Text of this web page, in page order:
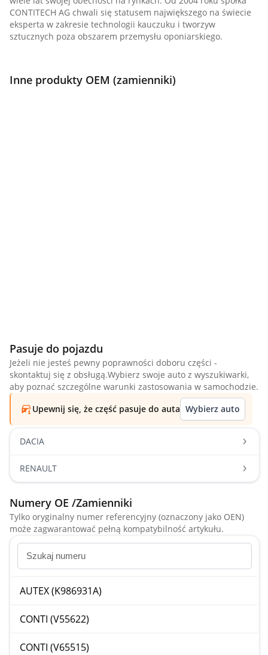
CONTITECH AG chwali się statusem największego na świecie
eksperta w zakresie technologii kauczuku i tworzyw
sztucznych poza obszarem przemysłu oponiarskiego.
Inne produkty OEM (zamienniki)
Pasuje do pojazdu
Jeżeli nie jesteś pewny poprawności doboru części -
skontaktuj się z obsługą.Wybierz swoje auto z wyszukiwarki,
aby poznać szczególne warunki zastosowania w samochodzie.
Upewnij się, że część pasuje do auta Wybierz auto
DACIA
RENAULT
Numery OE /Zamienniki
Tylko oryginalny numer referencyjny (oznaczony jako OEN)
może zagwarantować pełną kompatybilność artykułu.
AUTEX (K986931A)
CONTI (V55622)
CONTI (V65515)